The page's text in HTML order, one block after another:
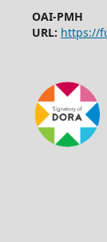
OAI-PMH
URL: https://